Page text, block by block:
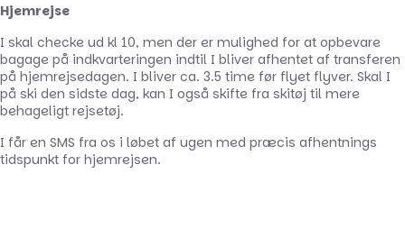
Hjemrejse
I skal checke ud kl 10, men der er mulighed for at opbevare
bagage på indkvarteringen indtil I bliver afhentet af transferen
på hjemrejsedagen. I bliver ca. 3.5 time før flyet flyver. Skal I
på ski den sidste dag, kan I også skifte fra skitøj til mere
behageligt rejsetøj.
I får en SMS fra os i løbet af ugen med præcis afhentnings
tidspunkt for hjemrejsen.